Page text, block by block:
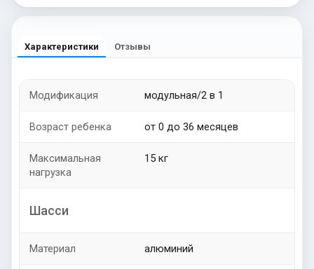
Характеристики Отзывы
Модификация модульная/2 в 1
Возраст ребенка от 0 до 36 месяцев
Максимальная
нагрузка
15 кг
Шасси
Материал алюминий